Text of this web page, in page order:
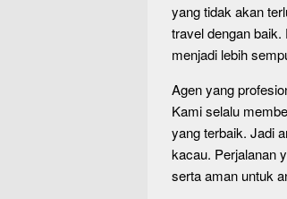
yang tidak akan
travel dengan
menjadi lebih
Agen yang
Kami selalu
yang terbaik. Jadi
kacau. Perjalanan
serta aman untuk